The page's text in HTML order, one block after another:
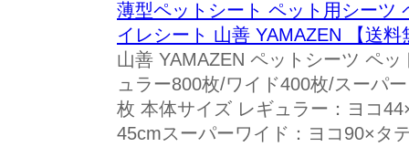
薄型ペットシート ペット用シーツ
イレシート 山善 YAMAZEN 【送料
山善 YAMAZEN ペットシーツ ペ
ュラー800枚/ワイド400枚/スーパ
枚 本体サイズ レギュラー：ヨコ
45cmスーパーワイド：ヨコ90×タ